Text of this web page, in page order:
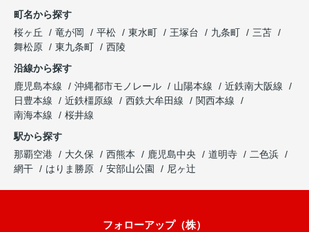
町名から探す
桜ヶ丘
竜が岡 平松 東水町 王塚台 九条町
三苫
舞松原
東九条町
西陵
沿線から探す
鹿児島本線
沖縄都市モノレール 山陽本線
近鉄南大阪線
日豊本線
近鉄橿原線 西鉄大牟田線
関西本線
南海本線
桜井線
駅から探す
那覇空港
大久保 西熊本 鹿児島中央 道明寺
二色浜
網干
はりま勝原 安部山公園 尼ヶ辻
フォローアップ（株）